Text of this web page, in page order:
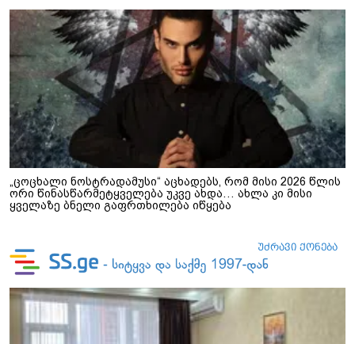
„ცოცხალი ნოსტრადამუსი“ აცხადებს, რომ მისი 2026 წლის
ორი წინასწარმეტყველება უკვე ახდა… ახლა კი მისი
ყველაზე ბნელი გაფრთხილება იწყება